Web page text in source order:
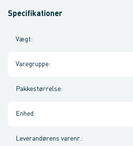
Specifikationer
Vægt:
Varegruppe:
Pakkestørrelse:
Enhed :
Leverandørens varenr. :